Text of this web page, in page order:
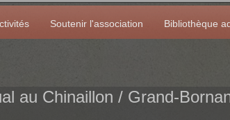
Soutenir l'association Bibliothèque
au Chinaillon / Grand-